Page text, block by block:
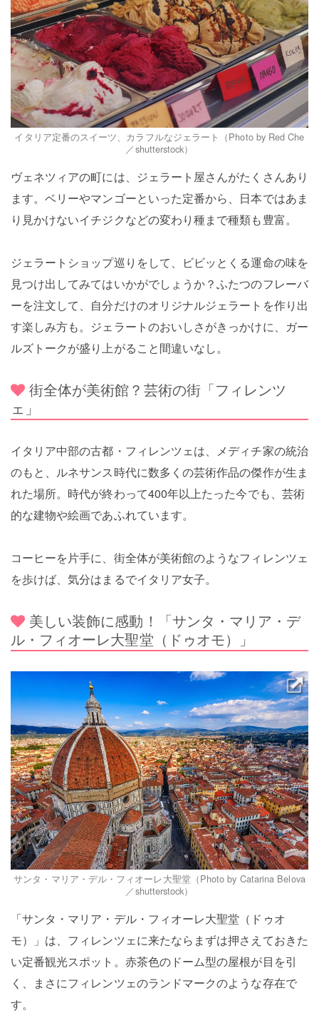
イタリア定番のスイーツ、カラフルなジェラート（Photo by Red Che
／shutterstock）
ヴェネツィアの町には、ジェラート屋さんがたくさんあり
ます。ベリーやマンゴーといった定番から、日本ではあま
り見かけないイチジクなどの変わり種まで種類も豊富。
ジェラートショップ巡りをして、ビビッとくる運命の味を
見つけ出してみてはいかがでしょうか？ふたつのフレーバ
ーを注文して、自分だけのオリジナルジェラートを作り出
す楽しみ方も。ジェラートのおいしさがきっかけに、ガー
ルズトークが盛り上がること間違いなし。
街全体が美術館？芸術の街「フィレンツ
ェ」
イタリア中部の古都・フィレンツェは、メディチ家の統治
のもと、ルネサンス時代に数多くの芸術作品の傑作が生ま
れた場所。時代が終わって400年以上たった今でも、芸術
的な建物や絵画であふれています。
コーヒーを片手に、街全体が美術館のようなフィレンツェ
を歩けば、気分はまるでイタリア女子。
美しい装飾に感動！「サンタ・マリア・デ
ル・フィオーレ大聖堂（ドゥオモ）」
サンタ・マリア・デル・フィオーレ大聖堂（Photo by Catarina Belova
／shutterstock）
「サンタ・マリア・デル・フィオーレ大聖堂（ドゥオ
モ）」は、フィレンツェに来たならまずは押さえておきた
い定番観光スポット。赤茶色のドーム型の屋根が目を引
く、まさにフィレンツェのランドマークのような存在で
す。